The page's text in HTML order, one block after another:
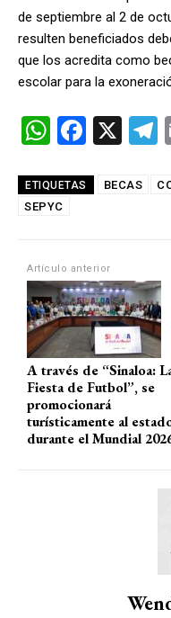
de septiembre al 2 de
resulten beneficiados
que los acredita como
escolar para la
W
at
s
p
p
F
ce
o
k
X
e
m
ETIQUETAS BECAS
SEPYC
Artículo anterior
A través de “Sinaloa:
Fiesta de Futbol”, se
promocionará
turísticamente al
durante el Mundial